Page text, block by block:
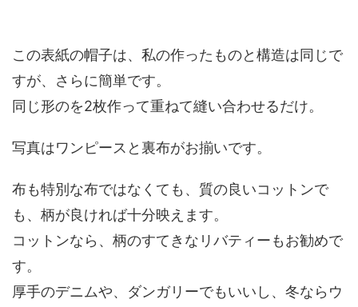
この表紙の帽子は、私の作ったものと構造は同じで
すが、さらに簡単です。
同じ形のを2枚作って重ねて縫い合わせるだけ。
写真はワンピースと裏布がお揃いです。
布も特別な布ではなくても、質の良いコットンで
も、柄が良ければ十分映えます。
コットンなら、柄のすてきなリバティーもお勧めで
す。
厚手のデニムや、ダンガリーでもいいし、冬ならウ